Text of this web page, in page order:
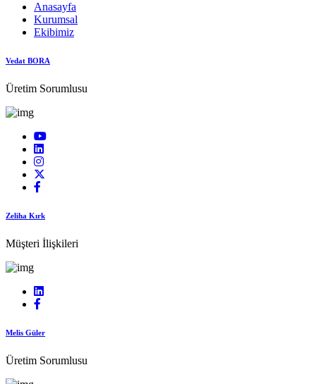
Anasayfa
Kurumsal
Ekibimiz
Vedat BORA
Üretim Sorumlusu
Zeliha Kırk
Müşteri İlişkileri
Melis Güler
Üretim Sorumlusu